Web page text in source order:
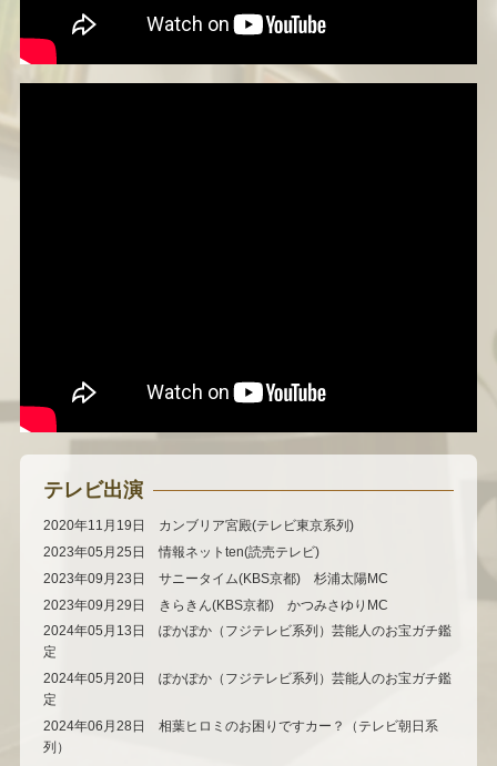
テレビ出演
2020年11月19日 カンブリア宮殿(テレビ東京系列)
2023年05月25日 情報ネットten(読売テレビ)
2023年09月23日 サニータイム(KBS京都) 杉浦太陽MC
2023年09月29日 きらきん(KBS京都) かつみさゆりMC
2024年05月13日 ぽかぽか（フジテレビ系列）芸能人のお宝ガチ鑑
定
2024年05月20日 ぽかぽか（フジテレビ系列）芸能人のお宝ガチ鑑
定
2024年06月28日 相葉ヒロミのお困りですカー？（テレビ朝日系
列）